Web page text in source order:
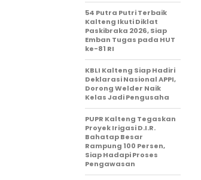
54 Putra Putri Terbaik
Kalteng Ikuti Diklat
Paskibraka 2026, Siap
Emban Tugas pada HUT
ke-81 RI
KBLI Kalteng Siap Hadiri
Deklarasi Nasional APPI,
Dorong Welder Naik
Kelas Jadi Pengusaha
PUPR Kalteng Tegaskan
Proyek Irigasi D.I.R.
Bahatap Besar
Rampung 100 Persen,
Siap Hadapi Proses
Pengawasan